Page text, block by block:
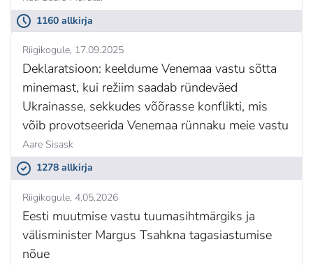
1160 allkirja
Riigikogule 17.09.2025
Deklaratsioon: keeldume Venemaa vastu sõtta
minemast, kui režiim saadab ründeväed
Ukrainasse, sekkudes võõrasse konflikti, mis
võib provotseerida Venemaa rünnaku meie vastu
Aare Sisask
1278 allkirja
Riigikogule 4.05.2026
Eesti muutmise vastu tuumasihtmärgiks ja
välisminister Margus Tsahkna tagasiastumise
nõue